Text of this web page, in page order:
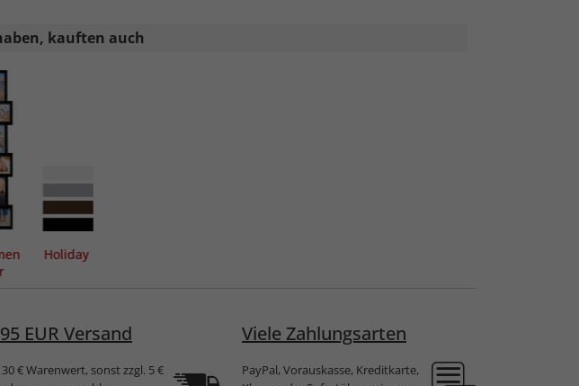
kauften auch
Holiday
EUR Versand
€ Warenwert, sonst zzgl. 5 €
Viele Zahlungsarten
PayPal, Vorauskasse, Kreditkarte,